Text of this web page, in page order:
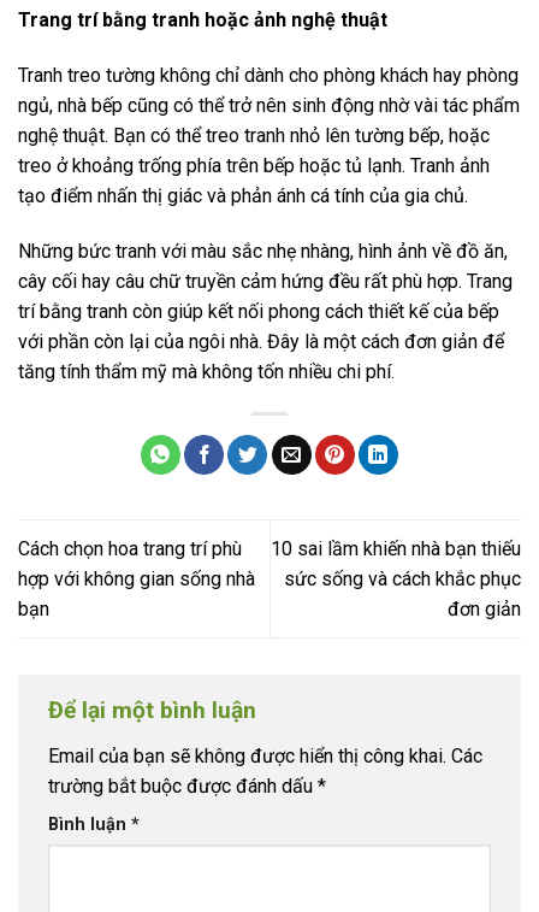
Trang trí bằng tranh hoặc ảnh nghệ thuật
Tranh treo tường không chỉ dành cho phòng khách hay phòng
ngủ, nhà bếp cũng có thể trở nên sinh động nhờ vài tác phẩm
nghệ thuật. Bạn có thể treo tranh nhỏ lên tường bếp, hoặc
treo ở khoảng trống phía trên bếp hoặc tủ lạnh. Tranh ảnh
tạo điểm nhấn thị giác và phản ánh cá tính của gia chủ.
Những bức tranh với màu sắc nhẹ nhàng, hình ảnh về đồ ăn,
cây cối hay câu chữ truyền cảm hứng đều rất phù hợp. Trang
trí bằng tranh còn giúp kết nối phong cách thiết kế của bếp
với phần còn lại của ngôi nhà. Đây là một cách đơn giản để
tăng tính thẩm mỹ mà không tốn nhiều chi phí.
Cách chọn hoa trang trí phù
hợp với không gian sống nhà
bạn
10 sai lầm khiến nhà bạn thiếu
sức sống và cách khắc phục
đơn giản
Để lại một bình luận
Email của bạn sẽ không được hiển thị công khai. Các
trường bắt buộc được đánh dấu *
Bình luận *